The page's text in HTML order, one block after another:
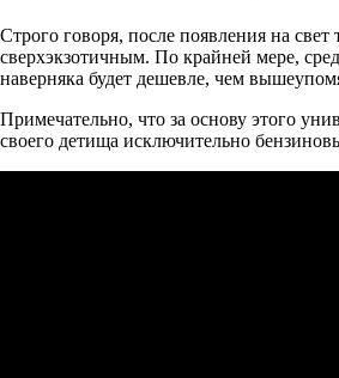
Строго говоря, после появления на
сверхэкзотичным. По крайней мере,
наверняка будет дешевле, чем
Примечательно, что за основу этого
своего детища исключительно